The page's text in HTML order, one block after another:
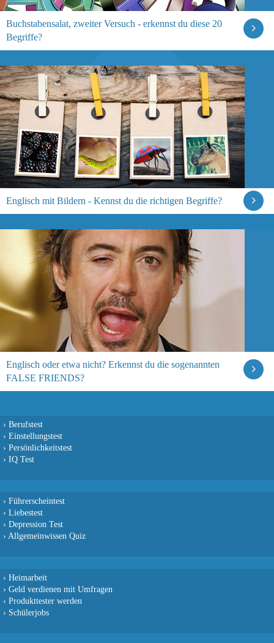
Buchstabensalat, zweiter Versuch - erkennst du diese 20
Begriffe?
Englisch mit Bildern - Kennst du die richtigen Begriffe?
Englisch oder etwa nicht? Erkennst du die sogenannten
FALSE FRIENDS?
› Berufstest
› Einstellungstest
› Persönlichkeitstest
› IQ Test
› Führerscheintest
› Liebestest
› Depression Test
› Allgemeinwissen Quiz
› Heimarbeit
› Geld verdienen mit Umfragen
› Produkttester werden
› Schülerjobs